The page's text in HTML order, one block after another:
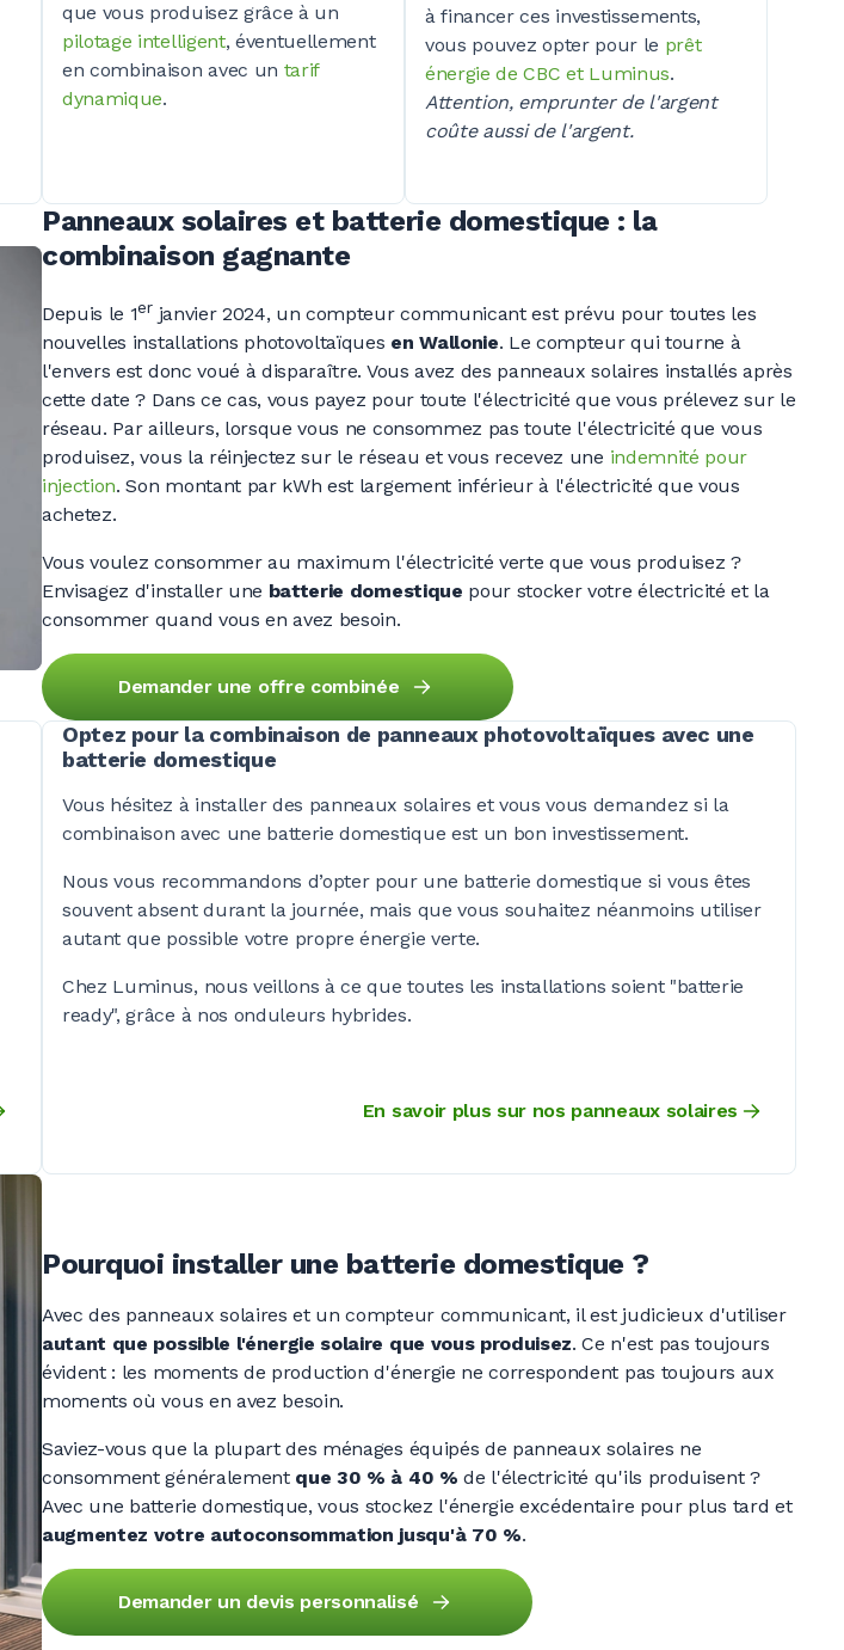
que vous produisez grâce à un
pilotage intelligent, éventuellement
en combinaison avec un tarif
dynamique.
à financer ces investissements,
vous pouvez opter pour le prêt
énergie de CBC et Luminus.
Attention, emprunter de l'argent
coûte aussi de l'argent.
Panneaux solaires et batterie domestique : la
combinaison gagnante
Depuis le 1er janvier 2024, un compteur communicant est prévu pour toutes les
nouvelles installations photovoltaïques en Wallonie. Le compteur qui tourne à
l'envers est donc voué à disparaître. Vous avez des panneaux solaires installés après
cette date ? Dans ce cas, vous payez pour toute l'électricité que vous prélevez sur le
réseau. Par ailleurs, lorsque vous ne consommez pas toute l'électricité que vous
produisez, vous la réinjectez sur le réseau et vous recevez une indemnité pour
injection. Son montant par kWh est largement inférieur à l'électricité que vous
achetez.
Vous voulez consommer au maximum l'électricité verte que vous produisez ?
Envisagez d'installer une batterie domestique pour stocker votre électricité et la
consommer quand vous en avez besoin.
Demander une offre combinée
Optez pour la combinaison de panneaux photovoltaïques avec une
batterie domestique
Vous hésitez à installer des panneaux solaires et vous vous demandez si la
combinaison avec une batterie domestique est un bon investissement.
Nous vous recommandons d’opter pour une batterie domestique si vous êtes
souvent absent durant la journée, mais que vous souhaitez néanmoins utiliser
autant que possible votre propre énergie verte.
Chez Luminus, nous veillons à ce que toutes les installations soient "batterie
ready", grâce à nos onduleurs hybrides.
En savoir plus sur nos panneaux solaires
Pourquoi installer une batterie domestique ?
Avec des panneaux solaires et un compteur communicant, il est judicieux d'utiliser
autant que possible l'énergie solaire que vous produisez. Ce n'est pas toujours
évident : les moments de production d'énergie ne correspondent pas toujours aux
moments où vous en avez besoin.
Saviez-vous que la plupart des ménages équipés de panneaux solaires ne
consomment généralement que30 % à 40 % de l'électricité qu'ils produisent ?
Avec une batterie domestique, vous stockez l'énergie excédentaire pour plus tard et
augmentez votre autoconsommation jusqu'à 70 %.
Demander un devis personnalisé